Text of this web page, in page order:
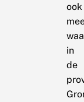
ook
in
de